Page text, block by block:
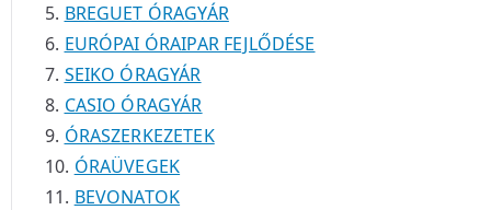
BREGUET ÓRAGYÁR
EURÓPAI ÓRAIPAR FEJLŐDÉSE
SEIKO ÓRAGYÁR
CASIO ÓRAGYÁR
ÓRASZERKEZETEK
ÓRAÜVEGEK
BEVONATOK